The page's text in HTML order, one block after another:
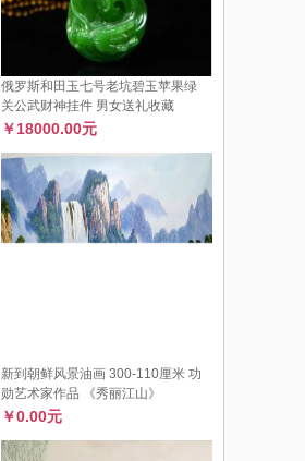
俄罗斯和田玉七号老坑碧玉苹果绿
关公武财神挂件 男女送礼收藏
￥18000.00元
新到朝鲜风景油画 300-110厘米 功
勋艺术家作品 《秀丽江山》
￥0.00元